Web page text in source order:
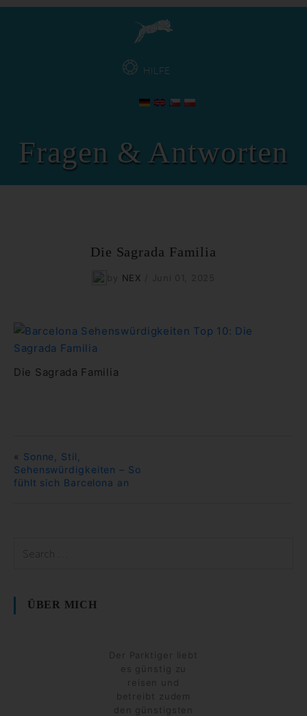
HILFE
Fragen & Antworten
Die Sagrada Familia
NEX
Die Sagrada Familia
« Sonne, Stil,
Sehenswürdigkeiten – So
fühlt sich Barcelona an
ÜBER MICH
Der Parktiger liebt
es günstig zu
reisen und
betreibt zudem
den günstigsten